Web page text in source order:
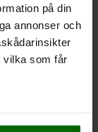
på din
annonser och
vilka som får
plats
Köp